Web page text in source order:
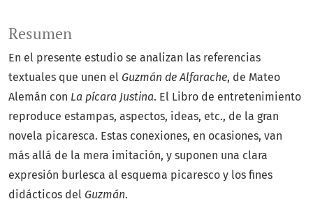
Resumen
En el presente estudio se analizan las referencias
textuales que unen el Guzmán de Alfarache, de Mateo
Alemán con La pícara Justina. El Libro de entretenimiento
reproduce estampas, aspectos, ideas, etc., de la gran
novela picaresca. Estas conexiones, en ocasiones, van
más allá de la mera imitación, y suponen una clara
expresión burlesca al esquema picaresco y los fines
didácticos del Guzmán.